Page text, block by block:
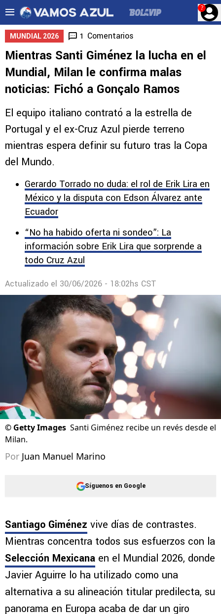
?
MUNDIAL 2026 1 Comentarios
Mientras Santi Giménez la lucha en el
Mundial, Milan le confirma malas
noticias: Fichó a Gonçalo Ramos
El equipo italiano contrató a la estrella de
Portugal y el ex-Cruz Azul pierde terreno
mientras espera definir su futuro tras la Copa
del Mundo.
Gerardo Torrado no duda: el rol de Erik Lira en
México y la disputa con Edson Álvarez ante
Ecuador
“No ha habido oferta ni sondeo”: La
información sobre Erik Lira que sorprende a
todo Cruz Azul
Actualizado el 30/06/2026 - 18:02hs CST
© Getty Images Santi Giménez recibe un revés desde el
Milan.
Por Juan Manuel Marino
Síguenos en Google
Santiago Giménez vive días de contrastes.
Mientras concentra todos sus esfuerzos con la
Selección Mexicana en el Mundial 2026, donde
Javier Aguirre lo ha utilizado como una
alternativa a su alineación titular predilecta, su
panorama en Europa acaba de dar un giro